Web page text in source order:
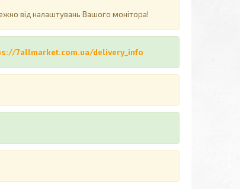
від налаштувань Вашого монітора!
7allmarket.com.ua/delivery_info